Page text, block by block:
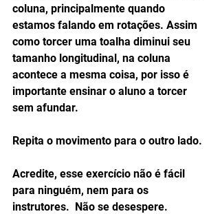
coluna, principalmente quando
estamos falando em rotações. Assim
como torcer uma toalha diminui seu
tamanho longitudinal, na coluna
acontece a mesma coisa, por isso é
importante ensinar o aluno a torcer
sem afundar.
Repita o movimento para o outro lado.
Acredite, esse exercício não é fácil
para ninguém, nem para os
instrutores.  Não se desespere.